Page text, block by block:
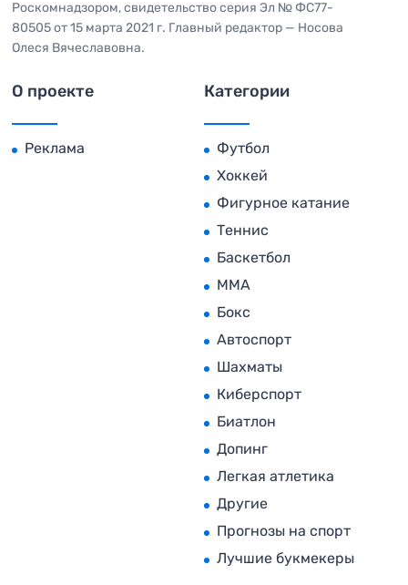
Роскомнадзором, свидетельство серия Эл № ФС77-
80505 от 15 марта 2021 г. Главный редактор — Носова
Олеся Вячеславовна.
О проекте
Реклама
Категории
Футбол
Хоккей
Фигурное катание
Теннис
Баскетбол
MMA
Бокс
Автоспорт
Шахматы
Киберспорт
Биатлон
Допинг
Легкая атлетика
Другие
Прогнозы на спорт
Лучшие букмекеры